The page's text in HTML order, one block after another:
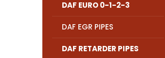
DAF EURO 0-1-2-3
DAF EGR PIPES
DAF RETARDER PIPES